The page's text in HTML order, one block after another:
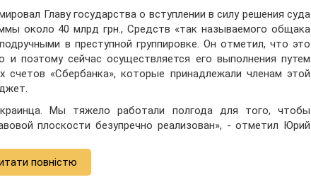
Главу государства о вступлении в силу решения суда
около 40 млрд грн., Средств «так называемого общака
в преступной группировке. Он отметил, что это
поэтому сейчас осуществляется его выполнения путем
счетов «Сбербанка», которые принадлежали членам этой
Мы тяжело работали полгода для того, чтобы
плоскости безупречно реализован», - отметил Юрий
повністю